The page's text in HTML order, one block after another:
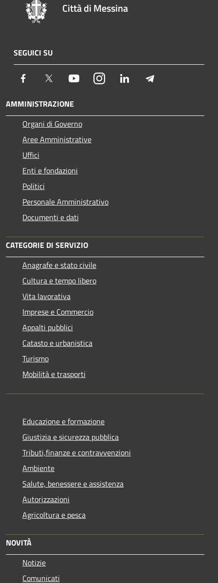
Città di Messina
SEGUICI SU
Facebook Twitter YoutubeInstagram LinkedIn
AMMINISTRAZIONE
Organi di Governo
Aree Amministrative
Uffici
Enti e fondazioni
Politici
Personale Amministrativo
Documenti e dati
CATEGORIE DI SERVIZIO
Anagrafe e stato civile
Cultura e tempo libero
Vita lavorativa
Imprese e Commercio
Appalti pubblici
Catasto e urbanistica
Turismo
Mobilità e trasporti
Educazione e formazione
Giustizia e sicurezza pubblica
Tributi,finanze e contravvenzioni
Ambiente
Salute, benessere e assistenza
Autorizzazioni
Agricoltura e pesca
NOVITÀ
Notizie
Comunicati